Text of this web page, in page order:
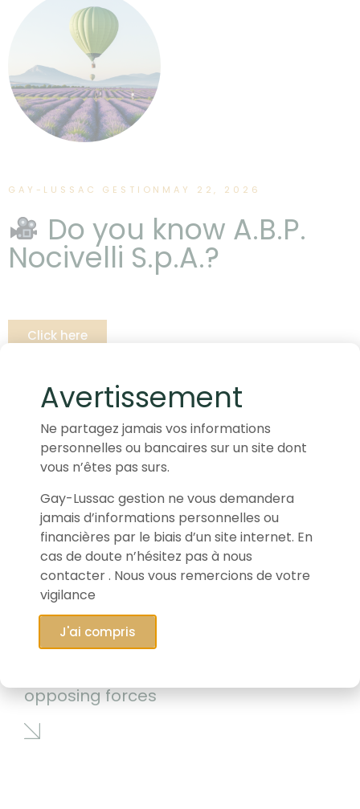
GAY-LUSSAC GESTION MAY 22, 2026
Do you know A.B.P.
Nocivelli S.p.A.?
Click here
12/05/2026
opposing forces
Avertissement
Ne partagez jamais vos informations
personnelles ou bancaires sur un site dont
vous n’êtes pas surs.
Gay-Lussac gestion ne vous demandera
jamais d’informations personnelles ou
financières par le biais d’un site internet. En
cas de doute n’hésitez pas à nous
contacter . Nous vous remercions de votre
vigilance
J'ai compris